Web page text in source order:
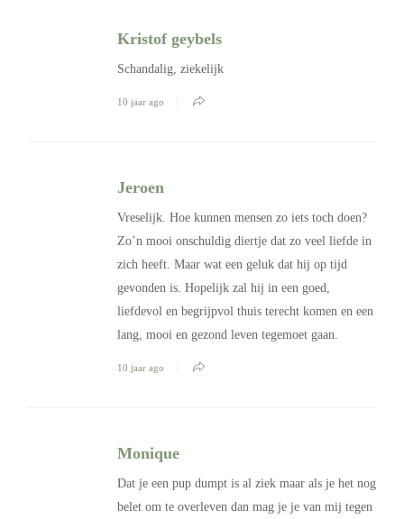
Kristof geybels
Schandalig, ziekelijk
10 jaar ago
Jeroen
Vreselijk. Hoe kunnen mensen zo iets toch doen?
Zo’n mooi onschuldig diertje dat zo veel liefde in
zich heeft. Maar wat een geluk dat hij op tijd
gevonden is. Hopelijk zal hij in een goed,
liefdevol en begrijpvol thuis terecht komen en een
lang, mooi en gezond leven tegemoet gaan.
10 jaar ago
Monique
Dat je een pup dumpt is al ziek maar als je het nog
belet om te overleven dan mag je je van mij tegen